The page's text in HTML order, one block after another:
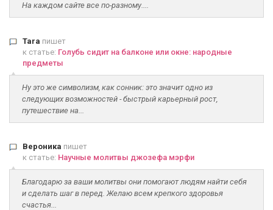
На каждом сайте все по-разному....
Tara пишет
к статье: Голубь сидит на балконе или окне: народные
предметы
Ну это же символизм, как сонник: это значит одно из
следующих возможностей - быстрый карьерный рост,
путешествие на...
Вероника пишет
к статье: Научные молитвы джозефа мэрфи
Благодарю за ваши молитвы они помогают людям найти себя
и сделать шаг в перед. Желаю всем крепкого здоровья
счастья...